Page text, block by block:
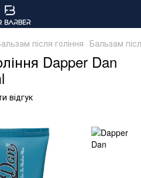
після гоління Бальзам
Dapper Dan
відгук